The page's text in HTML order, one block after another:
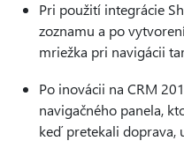
Pri použití integrácie
zoznamu a po
mriežka pri navigácii
Po inovácii na CRM
navigačného panela,
keď pretekali doprava,